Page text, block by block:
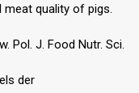
meat quality of pigs.
Pol. J. Food Nutr. Sci.
der